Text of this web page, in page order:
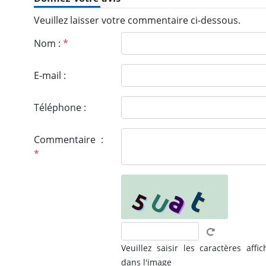
Veuillez laisser votre commentaire ci-dessous.
Nom : *
E-mail :
Téléphone :
Commentaire :
*
Veuillez saisir les caractères
dans l'image